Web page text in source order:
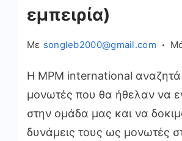
εμπειρία)
Με songleb2000@gmail.com
Η MPM international
μονωτές που θα ήθελαν να
στην ομάδα μας και να
δυνάμεις τους ως μονωτές